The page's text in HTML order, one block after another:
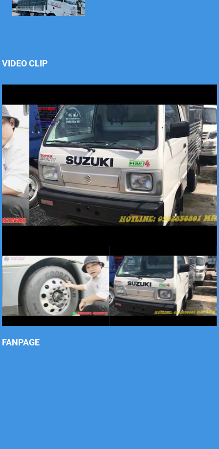
Xe tải Foton 990kg
Xe tải Foton 990kg
Xe tải Foton 990kg
VIDEO CLIP
FANPAGE